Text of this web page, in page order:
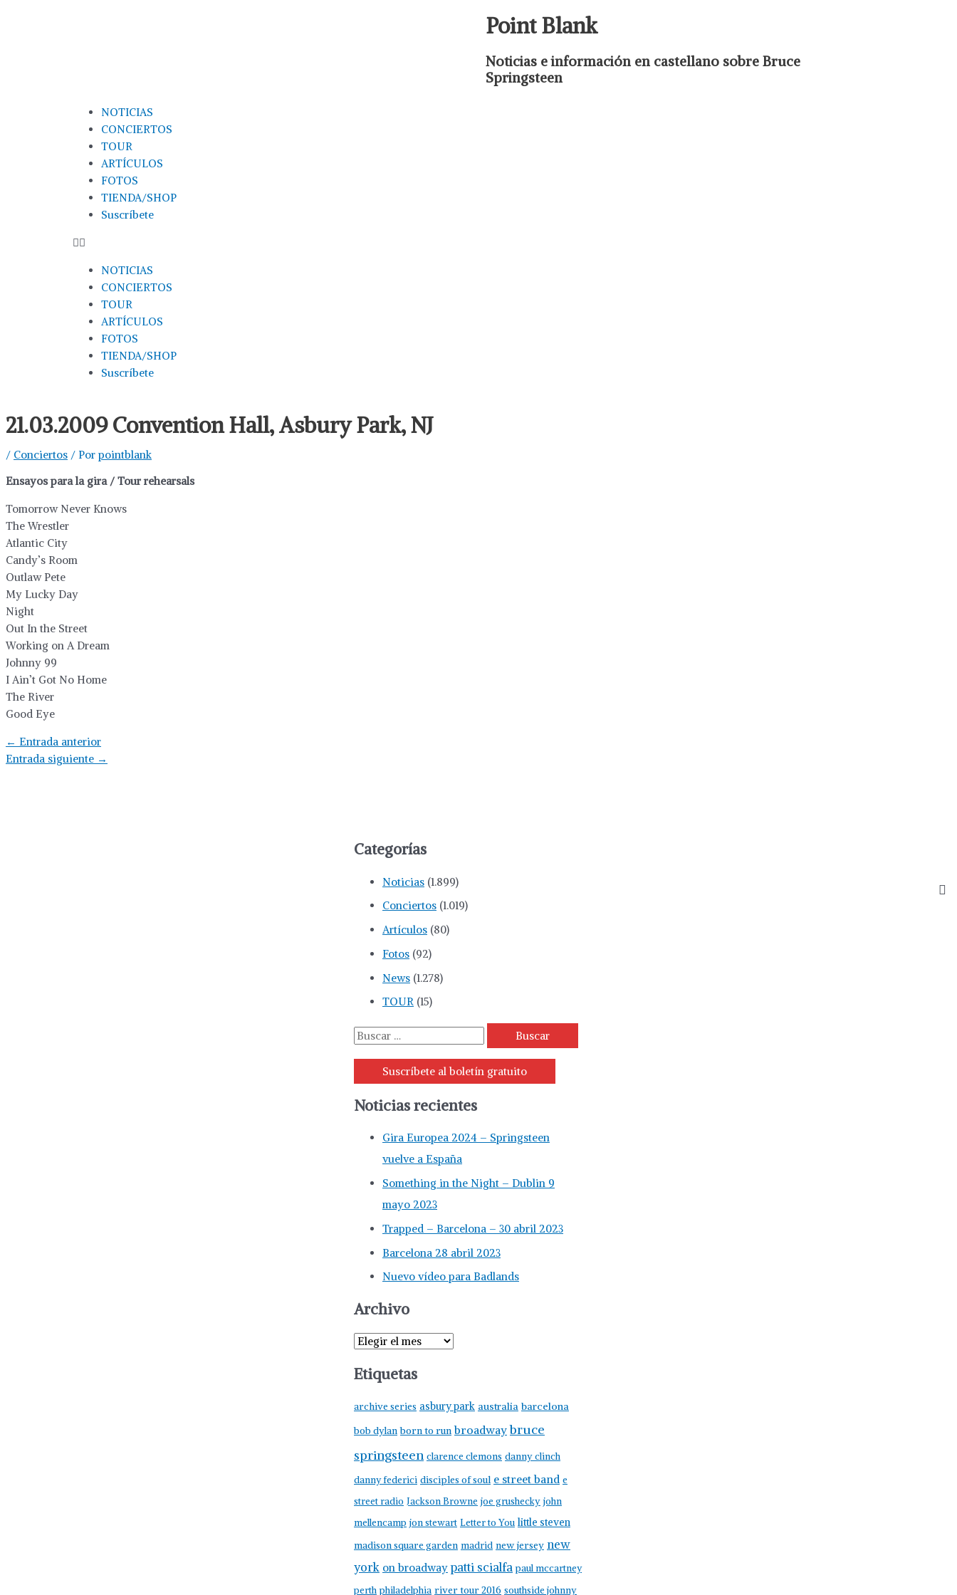
Point Blank
Noticias e información en castellano sobre Bruce
Springsteen
NOTICIAS
CONCIERTOS
TOUR
ARTÍCULOS
FOTOS
TIENDA/SHOP
Suscríbete
NOTICIAS
CONCIERTOS
TOUR
ARTÍCULOS
FOTOS
TIENDA/SHOP
Suscríbete
21.03.2009 Convention Hall, Asbury Park, NJ
/ Conciertos / Por pointblank
Ensayos para la gira / Tour rehearsals
Tomorrow Never Knows
The Wrestler
Atlantic City
Candy’s Room
Outlaw Pete
My Lucky Day
Night
Out In the Street
Working on A Dream
Johnny 99
I Ain’t Got No Home
The River
Good Eye
← Entrada anterior
Entrada siguiente →
Categorías
Noticias (1.899)
Conciertos (1.019)
Artículos (80)
Fotos (92)
News (1.278)
TOUR (15)
Suscríbete al boletín gratuito
Noticias recientes
Gira Europea 2024 – Springsteen
vuelve a España
Something in the Night – Dublin 9
mayo 2023
Trapped – Barcelona – 30 abril 2023
Barcelona 28 abril 2023
Nuevo vídeo para Badlands
Archivo
Etiquetas
archive series asbury park australia barcelona
bob dylan born to run broadway bruce
springsteen clarence clemons danny clinch
danny federici disciples of soul e street band e
street radio Jackson Browne joe grushecky john
mellencamp jon stewart Letter to You little steven
madison square garden madrid new jersey new
york on broadway patti scialfa paul mccartney
perth philadelphia river tour 2016 southside johnny